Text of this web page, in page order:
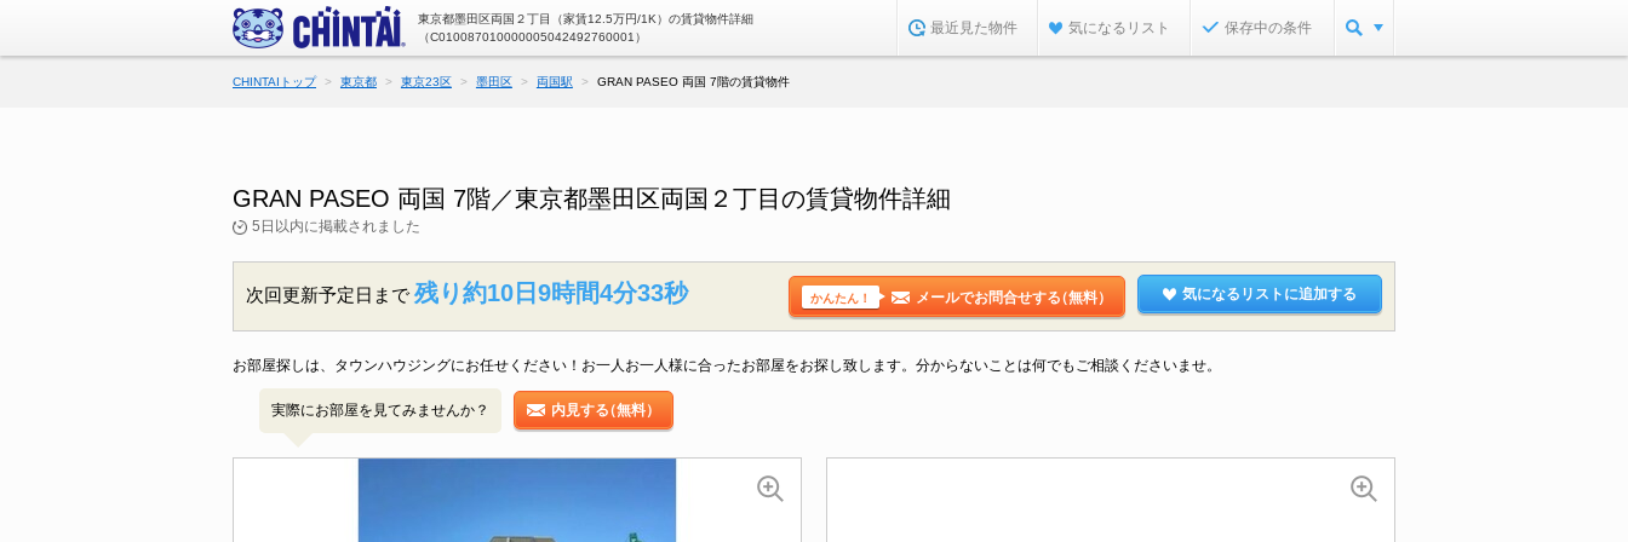
東京都墨田区両国２丁目（家賃12.5万円/1K）の賃貸物件詳細
（C010087010000005042492760001）
最近見た物件 気になるリスト 保存中の条件
CHINTAIトップ 東京都 東京23区 墨田区 両国駅 GRAN PASEO 両国 7階の賃貸物件
GRAN PASEO 両国 7階／東京都墨田区両国２丁目の賃貸物件詳細
5日以内に掲載されました
次回更新予定日まで 残り約10日9時間4分33秒 かんたん！ メールでお問合せする（無料） 気になるリストに追加する
お部屋探しは、タウンハウジングにお任せください！お一人お一人様に合ったお部屋をお探し致します。分からないことは何でもご相談くださいませ。
実際にお部屋を見てみませんか？ 内見する（無料）